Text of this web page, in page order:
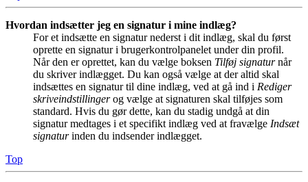
Hvordan indsætter jeg en signatur i mine indlæg?
For et indsætte en signatur nederst i dit indlæg, skal du først
oprette en signatur i brugerkontrolpanelet under din profil.
Når den er oprettet, kan du vælge boksen Tilføj signaturnår
du skriver indlægget. Du kan også vælge at der altid skal
indsættes en signatur til dine indlæg, ved at gå ind i Rediger
skriveindstillingerog vælge at signaturen skal tilføjes som
standard. Hvis du gør dette, kan du stadig undgå at din
signatur medtages i et specifikt indlæg ved at fravælge Indsæt
signaturinden du indsender indlægget.
Top